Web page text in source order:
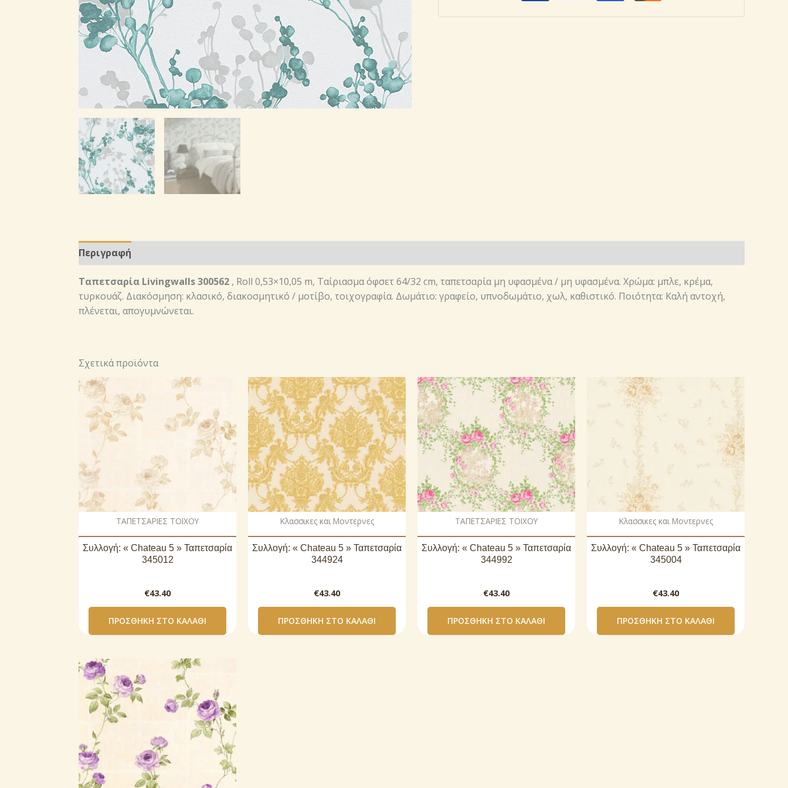
Περιγραφή
Ταπετσαρία Livingwalls 300562 , Roll 0,53×10,05 m, Ταίριασμα όφσετ 64/32 cm, ταπετσαρία μη υφασμένα / μη υφασμένα. Χρώμα: μπλε, κρέμα,
τυρκουάζ. Διακόσμηση: κλασικό, διακοσμητικό / μοτίβο, τοιχογραφία. Δωμάτιο: γραφείο, υπνοδωμάτιο, χωλ, καθιστικό. Ποιότητα: Καλή αντοχή,
πλένεται, απογυμνώνεται.
Σχετικά προϊόντα
ΤΑΠΕΤΣΑΡΙΕΣ ΤΟΙΧΟΥ
Συλλογή: « Chateau 5 » Ταπετσαρία
345012
€43.40
ΠΡΟΣΘΉΚΗ ΣΤΟ ΚΑΛΆΘΙ
Κλασσικες και Μοντερνες
Συλλογή: « Chateau 5 » Ταπετσαρία
344924
€43.40
ΠΡΟΣΘΉΚΗ ΣΤΟ ΚΑΛΆΘΙ
ΤΑΠΕΤΣΑΡΙΕΣ ΤΟΙΧΟΥ
Συλλογή: « Chateau 5 » Ταπετσαρία
344992
€43.40
ΠΡΟΣΘΉΚΗ ΣΤΟ ΚΑΛΆΘΙ
Κλασσικες και Μοντερνες
Συλλογή: « Chateau 5 » Ταπετσαρία
345004
€43.40
ΠΡΟΣΘΉΚΗ ΣΤΟ ΚΑΛΆΘΙ